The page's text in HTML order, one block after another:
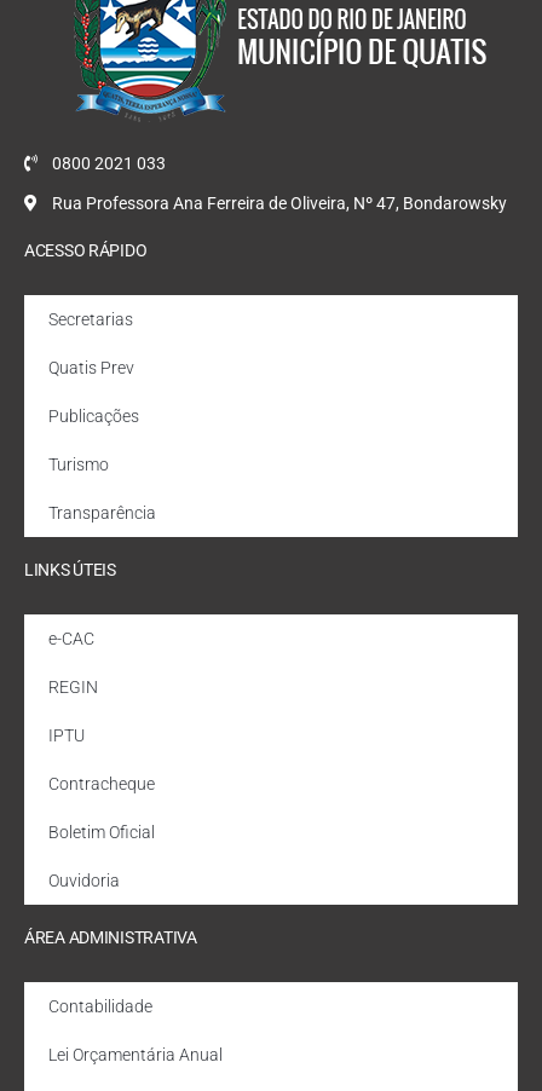
0800 2021 033
Rua Professora Ana Ferreira de Oliveira, Nº 47, Bondarowsky
ACESSO RÁPIDO
Secretarias
Quatis Prev
Publicações
Turismo
Transparência
LINKS ÚTEIS
e-CAC
REGIN
IPTU
Contracheque
Boletim Oficial
Ouvidoria
ÁREA ADMINISTRATIVA
Contabilidade
Lei Orçamentária Anual